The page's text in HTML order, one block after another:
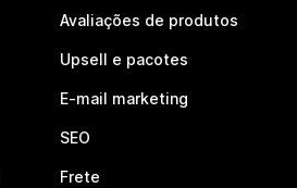
Avaliações de produtos
Upsell e pacotes
E-mail marketing
SEO
Frete